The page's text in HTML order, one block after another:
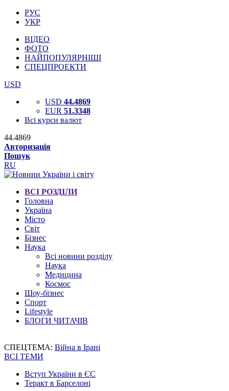
РУС
УКР
ВІДЕО
ФОТО
НАЙПОПУЛЯРНІШІ
СПЕЦПРОЕКТИ
USD
USD 44.4869
EUR 51.3348
Всі курси валют
44.4869
Авторизація
Пошук
RU
ВСІ РОЗДІЛИ
Головна
Україна
Місто
Світ
Бізнес
Наука
Всі новини розділу
Наука
Медицина
Космос
Шоу-бізнес
Спорт
Lifestyle
БЛОГИ ЧИТАЧІВ
СПЕЦТЕМА: Війна в Ірані
ВСІ ТЕМИ
Вступ України в ЄС
Теракт в Барселоні